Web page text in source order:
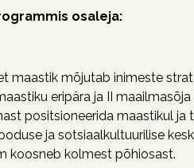
osaleja:
maastik mõjutab inimeste
eripära ja II
positsioneerida maastikul ja
ja sotsiaalkultuurilise
koosneb kolmest põhiosast.